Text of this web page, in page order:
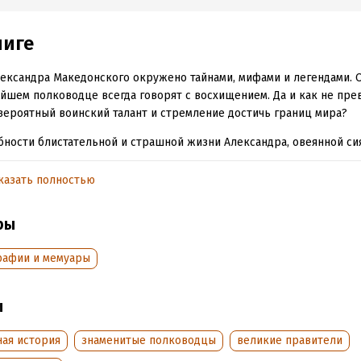
Македонского окружено тайнами, мифами и легендами.
полководце всегда говорят с восхищением. Да и как не
воинский талант и стремление достичь границ мира?
блистательной и страшной жизни Александра, овеянной
и завоевать неограниченную власть превратила отважного
информация
2025
полностью
и мемуары
история знаменитые полководцы
великие правители